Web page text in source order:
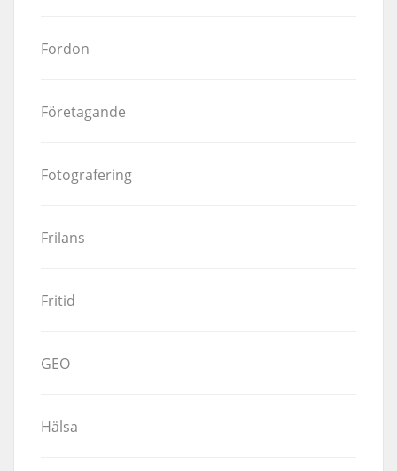
Fordon
Företagande
Fotografering
Frilans
Fritid
GEO
Hälsa